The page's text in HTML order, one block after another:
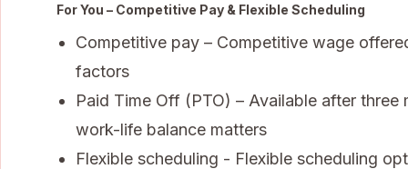
For You – Competitive Pay & Flexible Scheduling
Competitive pay – Competitive wage
factors
Paid Time Off (PTO) – Available after
work-life balance matters
Flexible scheduling - Flexible scheduling